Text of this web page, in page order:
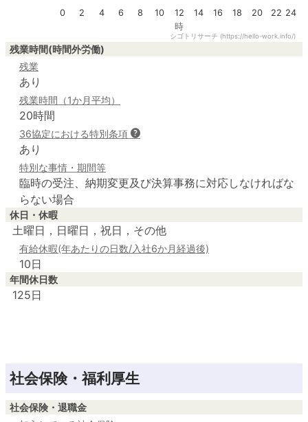
時
0 2 4 6 8 10 12 14 16 18 20 22 24
シゴトリサーチ (https://hello-work.info/)
残業時間(時間外労働)
残業
あり
残業時間（1か月平均）
20時間
36協定における特別条項
あり
特別な事情・期間等
臨時の受注、納期変更及び決算事務に対応しなければな
らない場合
休日・休暇
土曜日，日曜日，祝日，その他
有給休暇(年あたりの日数/入社6か月経過後)
10日
年間休日数
125日
社会保険・福利厚生
社会保険・退職金